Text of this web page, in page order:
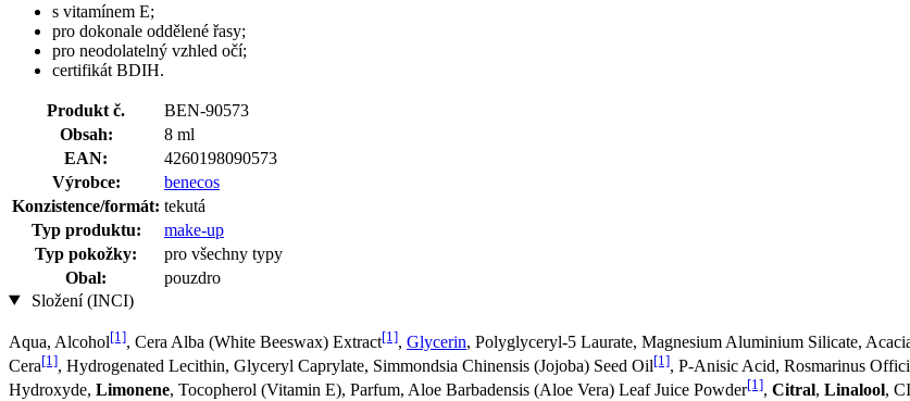
s vitamínem E;
pro dokonale oddělené řasy;
pro neodolatelný vzhled očí;
certifikát BDIH.
Produkt č.
BEN-90573
Obsah:
8 ml
EAN:
4260198090573
Výrobce:
benecos
Konzistence/formát: tekutá
Typ produktu:
make-up
Typ pokožky:
pro všechny typy
Obal:
pouzdro
Složení (INCI)
Aqua, Alcohol[1], Cera Alba (White Beeswax) Extract[1], Glycerin, Polyglyceryl-5 Laurate, Magnesium Aluminium Silicate,
Cera[1], Hydrogenated Lecithin, Glyceryl Caprylate, Simmondsia Chinensis (Jojoba) Seed Oil[1], P-Anisic Acid, Rosmarinus
Hydroxyde, Limonene, Tocopherol (Vitamin E), Parfum, Aloe Barbadensis (Aloe Vera) Leaf Juice Powder[1], Citral, Linalool,